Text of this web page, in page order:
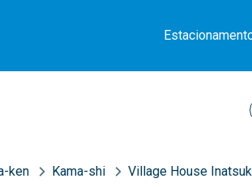
ken Kama-shi Village House